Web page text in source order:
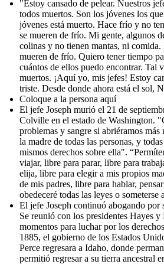
"Estoy cansado de pelear. Nuestros
todos muertos. Son los jóvenes los
jóvenes está muerto. Hace frío y no
se mueren de frío. Mi gente, algunos
colinas y no tienen mantas, ni
mueren de frío. Quiero tener tiempo
cuántos de ellos puedo encontrar. Tal
muertos. ¡Aquí yo, mis jefes! Estoy
triste. Desde donde ahora está el sol,
Coloque a la persona aquí
El jefe Joseph murió el 21 de
Colville en el estado de Washington.
problemas y sangre si abriéramos
la madre de todas las personas, y
mismos derechos sobre ella".
viajar, libre para parar, libre para
elija, libre para elegir a mis propios
de mis padres, libre para hablar,
obedeceré todas las leyes o someterse
El jefe Joseph continuó abogando por
Se reunió con los presidentes Hayes
momentos para luchar por los
1885, el gobierno de los Estados
Perce regresara a Idaho, donde
permitió regresar a su tierra ancestral